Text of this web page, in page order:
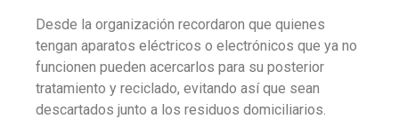
Desde la organización recordaron que quienes
tengan aparatos eléctricos o electrónicos que ya no
funcionen pueden acercarlos para su posterior
tratamiento y reciclado, evitando así que sean
descartados junto a los residuos domiciliarios.